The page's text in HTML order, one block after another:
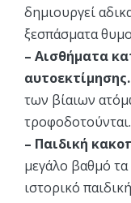
δημιουργεί
ξεσπάσματα
– Αισθήματα
αυτοεκτίμησης.
των βίαιων
τροφοδοτούνται.
– Παιδική
μεγάλο βαθμό
ιστορικό